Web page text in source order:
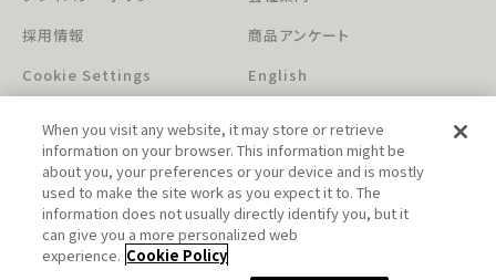
採用情報
商品アンケート
Cookie Settings
English
このホームページに掲載されている著作物の無断利用を禁じます。
When you visit any website, it may store or retrieve
information on your browser. This information might be
about you, your preferences or your device and is mostly
used to make the site work as you expect it to. The
information does not usually directly identify you, but it
can give you a more personalized web
experience. Cookie Policy